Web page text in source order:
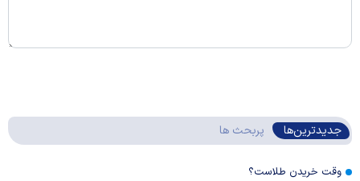
جدیدترین‌ها پربحث ها
وقت خریدن طلاست؟